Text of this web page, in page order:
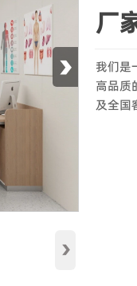
›
›
厂
我们是
高品质
及全国